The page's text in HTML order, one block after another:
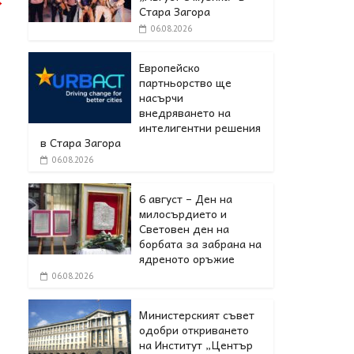
Стара Загора
06.08.2026
Европейско
партньорство ще
насърчи
внедряването на
интелигентни решения
в Стара Загора
06.08.2026
6 август – Ден на
милосърдието и
Световен ден на
борбата за забрана на
ядреното оръжие
06.08.2026
Министерският съвет
одобри откриването
на Институт „Център